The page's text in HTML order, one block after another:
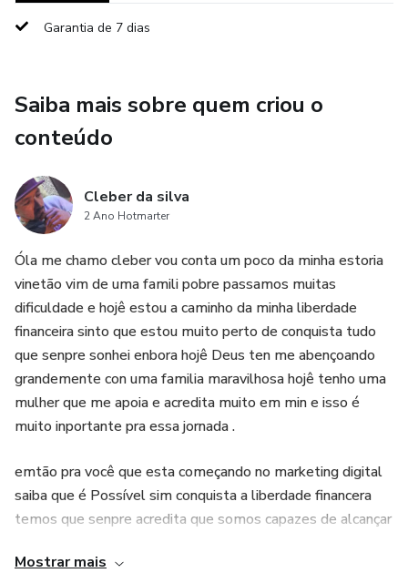
Garantia de 7 dias
Saiba mais sobre quem criou o
conteúdo
Cleber da silva
2 Ano Hotmarter
Óla me chamo cleber vou conta um poco da minha estoria
vinetão vim de uma famili pobre passamos muitas
dificuldade e hojê estou a caminho da minha liberdade
financeira sinto que estou muito perto de conquista tudo
que senpre sonhei enbora hojê Deus ten me abençoando
grandemente con uma familia maravilhosa hojê tenho uma
mulher que me apoia e acredita muito em min e isso é
muito inportante pra essa jornada .
emtão pra você que esta começando no marketing digital
saiba que é Possível sim conquista a liberdade financera
temos que senpre acredita que somos capazes de alcançar
Mostrar mais